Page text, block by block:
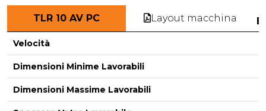
TLR 10 AV PC Layout macchina
Velocità
Dimensioni Minime Lavorabili
Dimensioni Massime Lavorabili